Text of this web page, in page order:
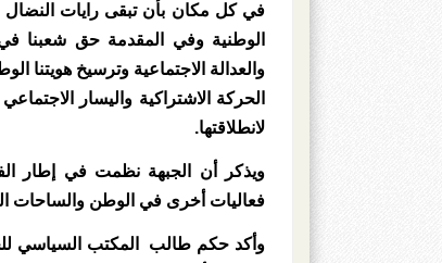
في كل مكان بأن تبقى رايات النضال
الوطنية وفي المقدمة حق شعبنا
والعدالة الاجتماعية وترسيخ هويتنا
الحركة الاشتراكية واليسار
لانطلاقتها.
ويذكر أن الجبهة نظمت في إطار
فعاليات أخرى في الوطن والساحات